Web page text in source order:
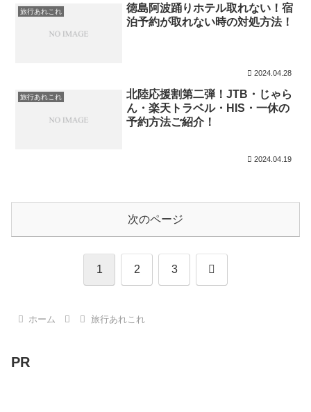
旅行あれこれ
徳島阿波踊りホテル取れない！宿
泊予約が取れない時の対処方法！
2024.04.28
旅行あれこれ
北陸応援割第二弾！JTB・じゃら
ん・楽天トラベル・HIS・一休の
予約方法ご紹介！
2024.04.19
次のページ
1 2 3 次
ホーム 旅行あれこれ
PR